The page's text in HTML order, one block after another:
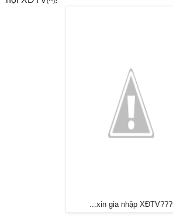
...xin gia nhập XĐTV???